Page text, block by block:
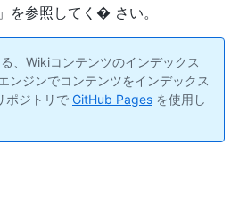
」を参照してく� さい。
、Wikiコンテンツのインデックス
ンジンでコンテンツをインデックス
ポジトリで GitHub Pages を使用し